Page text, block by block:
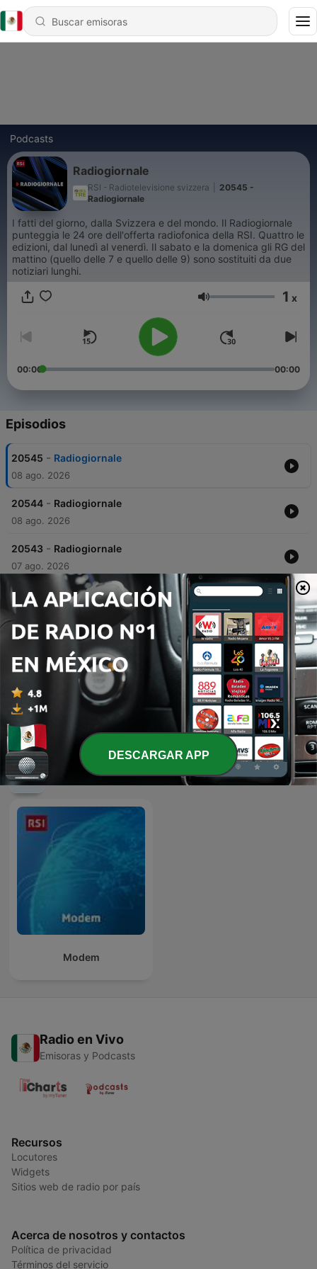
Podcasts
Radiogiornale
RSI - Radiotelevisione svizzera
20545 -
Radiogiornale
I fatti del giorno, dalla Svizzera e del mondo. Il Radiogiornale
punteggia le 24 ore dell'offerta radiofonica della RSI. Quattro le
edizioni, dal lunedì al venerdì. Il sabato e la domenica gli RG del
mattino (quello delle 7 e quello delle 9) sono sostituiti da due
notiziari lunghi.
Volumen 1 x
00:00 00:00
Episodios
20545 - Radiogiornale
08 ago. 2026
20544 - Radiogiornale
08 ago. 2026
20543 - Radiogiornale
07 ago. 2026
20542 - Radiogiornale
07 ago. 2026
20541 - Radiogiornale
07 ago. 2026
Mostrar más episodios
Podcasts de RSI Rete Tre
Modem
Radio en Vivo
Emisoras y Podcasts
Recursos
Locutores
Widgets
Sitios web de radio por país
Acerca de nosotros y contactos
Política de privacidad
Términos del servicio
DESCARGAR APP